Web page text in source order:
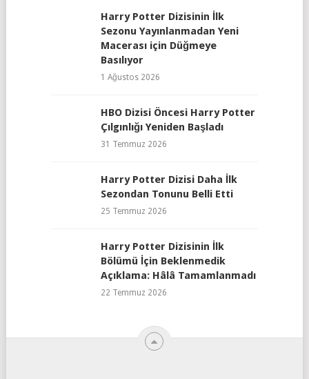
Harry Potter Dizisinin İlk
Sezonu Yayınlanmadan Yeni
Macerası için Düğmeye
Basılıyor
1 Ağustos 2026
HBO Dizisi Öncesi Harry Potter
Çılgınlığı Yeniden Başladı
31 Temmuz 2026
Harry Potter Dizisi Daha İlk
Sezondan Tonunu Belli Etti
25 Temmuz 2026
Harry Potter Dizisinin İlk
Bölümü İçin Beklenmedik
Açıklama: Hâlâ Tamamlanmadı
22 Temmuz 2026